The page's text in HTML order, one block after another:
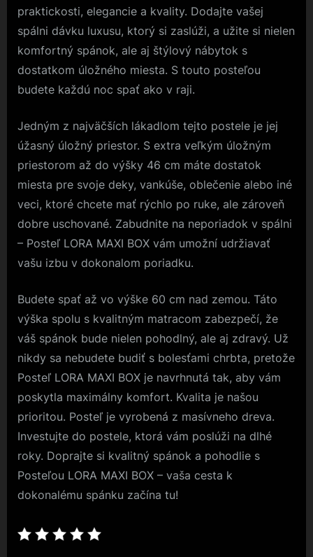
praktickosti, elegancie a kvality. Dodajte vašej
spálni dávku luxusu, ktorý si zaslúži, a užite si nielen
komfortný spánok, ale aj štýlový nábytok s
dostatkom úložného miesta. S touto posteľou
budete každú noc spať ako v raji.
Jedným z najväčších lákadlom tejto postele je jej
úžasný úložný priestor. S extra veľkým úložným
priestorom až do výšky 46 cm máte dostatok
miesta pre svoje deky, vankúše, oblečenie alebo iné
veci, ktoré chcete mať rýchlo po ruke, ale zároveň
dobre uschované. Zabudnite na neporiadok v spálni
– Posteľ LORA MAXI BOX vám umožní udržiavať
vašu izbu v dokonalom poriadku.
Budete spať až vo výške 60 cm nad zemou. Táto
výška spolu s kvalitným matracom zabezpečí, že
váš spánok bude nielen pohodlný, ale aj zdravý. Už
nikdy sa nebudete budiť s bolesťami chrbta, pretože
Posteľ LORA MAXI BOX je navrhnutá tak, aby vám
poskytla maximálny komfort. Kvalita je našou
prioritou. Posteľ je vyrobená z masívneho dreva.
Investujte do postele, ktorá vám poslúži na dlhé
roky. Doprajte si kvalitný spánok a pohodlie s
Posteľou LORA MAXI BOX – vaša cesta k
dokonalému spánku začína tu!